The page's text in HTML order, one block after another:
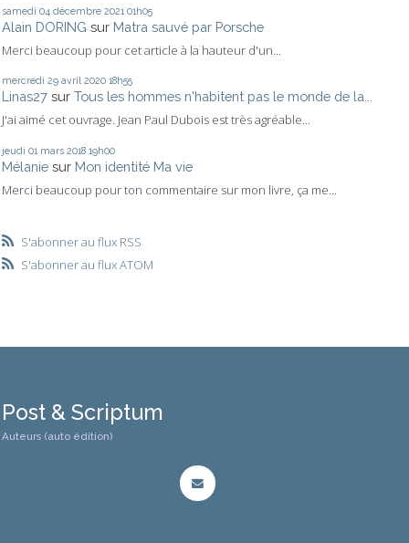
samedi 04 décembre 2021 01h05
Alain DORING sur Matra sauvé par Porsche
Merci beaucoup pour cet article à la hauteur d'un...
mercredi 29 avril 2020 18h55
Linas27 sur Tous les hommes n'habitent pas le monde de la...
J'ai aimé cet ouvrage. Jean Paul Dubois est très agréable...
jeudi 01 mars 2018 19h00
Mélanie sur Mon identité Ma vie
Merci beaucoup pour ton commentaire sur mon livre, ça me...
S'abonner au flux RSS
S'abonner au flux ATOM
Post & Scriptum
Auteurs (auto édition)